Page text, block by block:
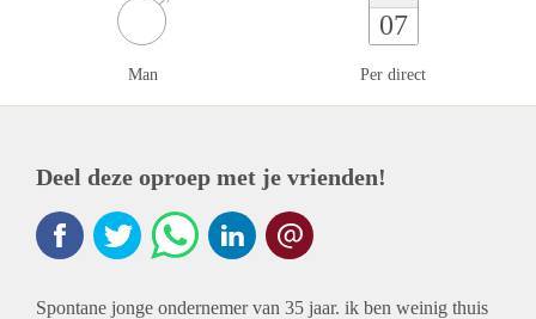
Man
07
Per direct
Deel deze oproep met je vrienden!
Spontane jonge ondernemer van 35 jaar. ik ben weinig thuis